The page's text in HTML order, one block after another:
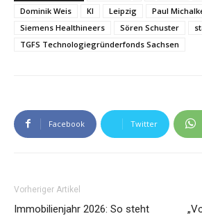
Dominik Weis
KI Leipzig
Paul
Siemens Healthineers
Sören Schuster
TGFS Technologiegründerfonds Sachsen
Facebook Twitter
Vorheriger Artikel
Immobilienjahr 2026: So steht